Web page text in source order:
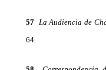
57 La Audiencia de
64.